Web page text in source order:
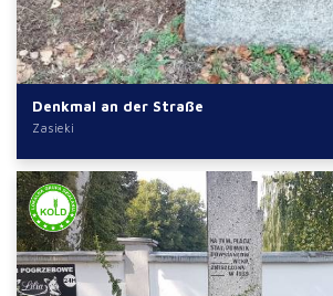
Denkmal an der Straße
Zasieki